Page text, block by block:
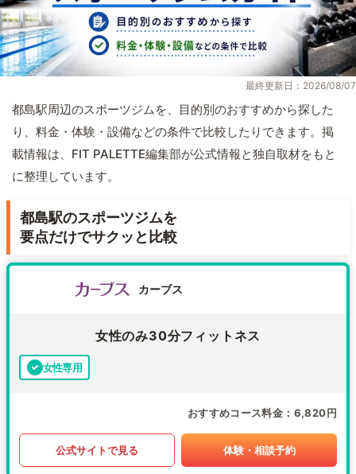
最終更新日：2026/08/07
都島駅周辺のスポーツジムを、目的別のおすすめから探した
り、料金・体験・設備などの条件で比較したりできます。掲
載情報は、FIT PALETTE編集部が公式情報と独自取材をもと
に整理しています。
都島駅のスポーツジムを
要点だけでサクッと比較
カーブス
女性のみ30分フィットネス
女性専用
おすすめコース料金 6,820円
公式サイトで見る 体験・相談予約